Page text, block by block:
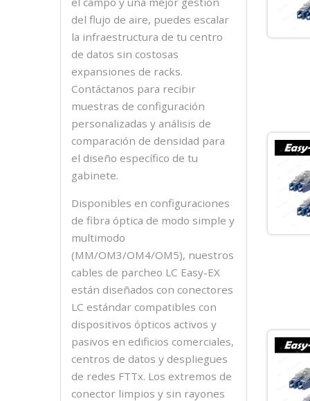
del flujo de aire, puedes escalar
la infraestructura de tu centro
de datos sin costosas
expansiones de racks.
Contáctanos para recibir
muestras de configuración
personalizadas y análisis de
comparación de densidad para
el diseño específico de tu
gabinete.
Disponibles en configuraciones
de fibra óptica de modo simple y
multimodo
(MM/OM3/OM4/OM5), nuestros
cables de parcheo LC Easy-EX
están diseñados con conectores
LC estándar compatibles con
dispositivos ópticos activos y
pasivos en edificios comerciales,
centros de datos y despliegues
de redes FTTx. Los extremos de
conector limpios y sin rayones